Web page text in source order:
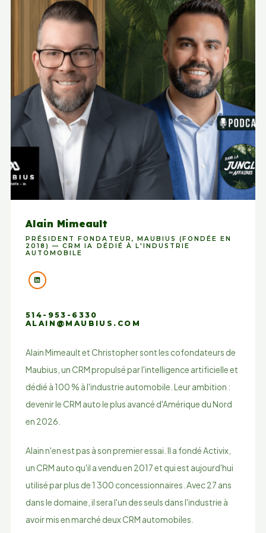
Alain Mimeault
PRÉSIDENT FONDATEUR, MAUBIUS (FONDÉE EN
2018) — CRM IA DÉDIÉ À L'INDUSTRIE
AUTOMOBILE
514-953-6330
ALAIN@MAUBIUS.COM
Alain Mimeault et Christopher sont les cofondateurs de
Maubius, un CRM propulsé par l'intelligence artificielle et
dédié à 100 % à l'industrie automobile. Leur ambition :
devenir le CRM auto le plus avancé d'Amérique du Nord
en 2026.
Alain n'en est pas à son premier essai. Il a fondé Activix,
un CRM auto qu'il a vendu en 2017 et qui est aujourd'hui
utilisé par plus de 1 300 concessionnaires. Avec 27 ans
dans le domaine, il sera l'un des seuls dans l'industrie à
avoir mis en marché deux CRM automobiles.